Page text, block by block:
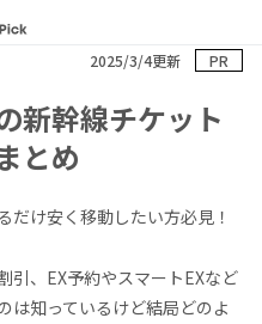
2025/3/4更新 PR
新幹線チケット
とめ
け安く移動したい方必見！
引、EX予約やスマートEXなど
は知っているけど結局どのよ